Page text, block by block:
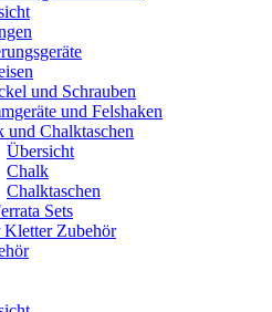
und Schrauben
und Felshaken
und Chalktaschen
Übersicht
Chalk
Chalktaschen
Sets
Kletter Zubehör